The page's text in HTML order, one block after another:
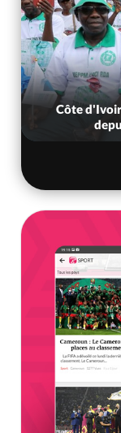
Côte